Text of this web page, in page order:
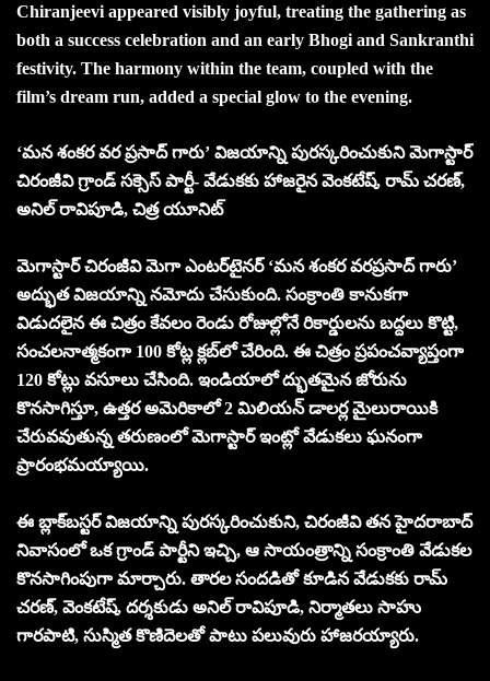
Chiranjeevi appeared visibly joyful, treating the gathering as
both a success celebration and an early Bhogi and Sankranthi
festivity. The harmony within the team, coupled with the
film’s dream run, added a special glow to the evening.
‘మన శంకర వర ప్రసాద్ గారు’ విజయాన్ని పురస్కరించుకుని మెగాస్టార్
చిరంజీవి గ్రాండ్ సక్సెస్ పార్టీ- వేడుకకు హాజరైన వెంకటేష్, రామ్ చరణ్,
అనిల్ రావిపూడి, చిత్ర యూనిట్
మెగాస్టార్ చిరంజీవి మెగా ఎంటర్‌టైనర్ ‘మన శంకర వరప్రసాద్ గారు’
అద్భుత విజయాన్ని నమోదు చేసుకుంది. సంక్రాంతి కానుకగా
విడుదలైన ఈ చిత్రం కేవలం రెండు రోజుల్లోనే రికార్డులను బద్దలు కొట్టి,
సంచలనాత్మకంగా 100 కోట్ల క్లబ్‌లో చేరింది. ఈ చిత్రం ప్రపంచవ్యాప్తంగా
120 కోట్లు వసూలు చేసింది. ఇండియాలో ద్భుతమైన జోరును
కొనసాగిస్తూ, ఉత్తర అమెరికాలో 2 మిలియన్ డాలర్ల మైలురాయికి
చేరువవుతున్న తరుణంలో మెగాస్టార్ ఇంట్లో వేడుకలు ఘనంగా
ప్రారంభమయ్యాయి.
ఈ బ్లాక్‌బస్టర్ విజయాన్ని పురస్కరించుకుని, చిరంజీవి తన హైదరాబాద్
నివాసంలో ఒక గ్రాండ్ పార్టీని ఇచ్చి, ఆ సాయంత్రాన్ని సంక్రాంతి వేడుకల
కొనసాగింపుగా మార్చారు. తారల సందడితో కూడిన వేడుకకు రామ్
చరణ్, వెంకటేష్, దర్శకుడు అనిల్ రావిపూడి, నిర్మాతలు సాహు
గారపాటి, సుస్మిత కొణిదెలతో పాటు పలువురు హాజరయ్యారు.